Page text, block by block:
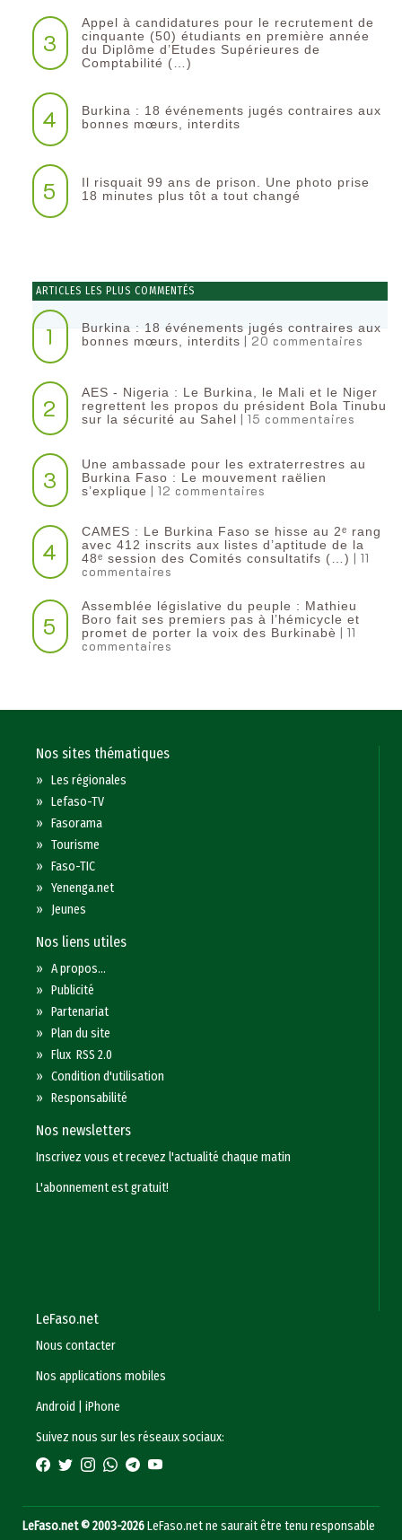
3
Appel à candidatures pour le recrutement de
cinquante (50) étudiants en première année
du Diplôme d’Etudes Supérieures de
Comptabilité (…)
4
Burkina : 18 événements jugés contraires aux
bonnes mœurs, interdits
5
Il risquait 99 ans de prison. Une photo prise
18 minutes plus tôt a tout changé
ARTICLES LES PLUS COMMENTÉS
1
Burkina : 18 événements jugés contraires aux
bonnes mœurs, interdits | 20 commentaires
2
AES - Nigeria : Le Burkina, le Mali et le Niger
regrettent les propos du président Bola Tinubu
sur la sécurité au Sahel | 15 commentaires
3
Une ambassade pour les extraterrestres au
Burkina Faso : Le mouvement raëlien
s’explique | 12 commentaires
4
CAMES : Le Burkina Faso se hisse au 2ᵉ rang
avec 412 inscrits aux listes d’aptitude de la
48ᵉ session des Comités consultatifs (…) | 11
commentaires
5
Assemblée législative du peuple : Mathieu
Boro fait ses premiers pas à l’hémicycle et
promet de porter la voix des Burkinabè | 11
commentaires
Nos sites thématiques
»Les régionales
»Lefaso-TV
»Fasorama
»Tourisme
»Faso-TIC
»Yenenga.net
» Jeunes
Nos liens utiles
»A propos...
»Publicité
»Partenariat
»Plan du site
»Flux RSS 2.0
»Condition d'utilisation
»Responsabilité
Nos newsletters
Inscrivez vous et recevez l'actualité chaque matin
L'abonnement est gratuit!
LeFaso.net
Nous contacter
Nos applications mobiles
Android
|iPhone
Suivez nous sur les réseaux sociaux:
LeFaso.net © 2003-2026LeFaso.net ne saurait être tenu responsable